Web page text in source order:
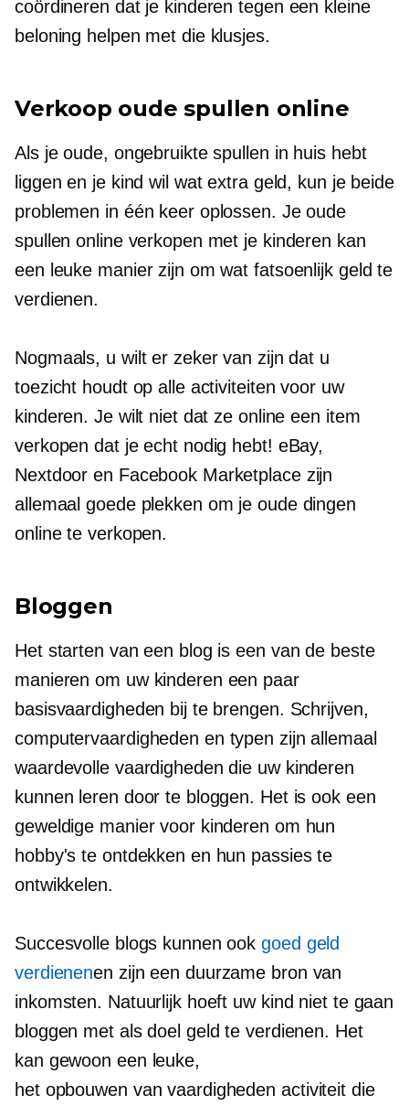
coördineren dat je kinderen tegen een kleine
beloning helpen met die klusjes.
Verkoop oude spullen online
Als je oude, ongebruikte spullen in huis hebt
liggen en je kind wil wat extra geld, kun je beide
problemen in één keer oplossen. Je oude
spullen online verkopen met je kinderen kan
een leuke manier zijn om wat fatsoenlijk geld te
verdienen.
Nogmaals, u wilt er zeker van zijn dat u
toezicht houdt op alle activiteiten voor uw
kinderen. Je wilt niet dat ze online een item
verkopen dat je echt nodig hebt! eBay,
Nextdoor en Facebook Marketplace zijn
allemaal goede plekken om je oude dingen
online te verkopen.
Bloggen
Het starten van een blog is een van de beste
manieren om uw kinderen een paar
basisvaardigheden bij te brengen. Schrijven,
computervaardigheden en typen zijn allemaal
waardevolle vaardigheden die uw kinderen
kunnen leren door te bloggen. Het is ook een
geweldige manier voor kinderen om hun
hobby's te ontdekken en hun passies te
ontwikkelen.
Succesvolle blogs kunnen ookgoed geld
verdienenen zijn een duurzame bron van
inkomsten. Natuurlijk hoeft uw kind niet te gaan
bloggen met als doel geld te verdienen. Het
kan gewoon een leuke,
het opbouwen van vaardigheden activiteit die